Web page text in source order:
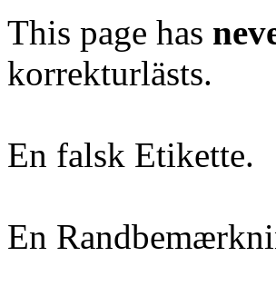
This page has
korrekturlästs.
En falsk Etikette.
En